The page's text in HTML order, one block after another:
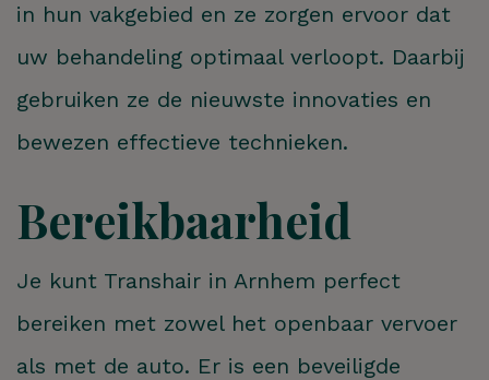
in hun vakgebied en ze zorgen ervoor dat
uw behandeling optimaal verloopt. Daarbij
gebruiken ze de nieuwste innovaties en
bewezen effectieve technieken.
Bereikbaarheid
Je kunt Transhair in Arnhem perfect
bereiken met zowel het openbaar vervoer
als met de auto. Er is een beveiligde